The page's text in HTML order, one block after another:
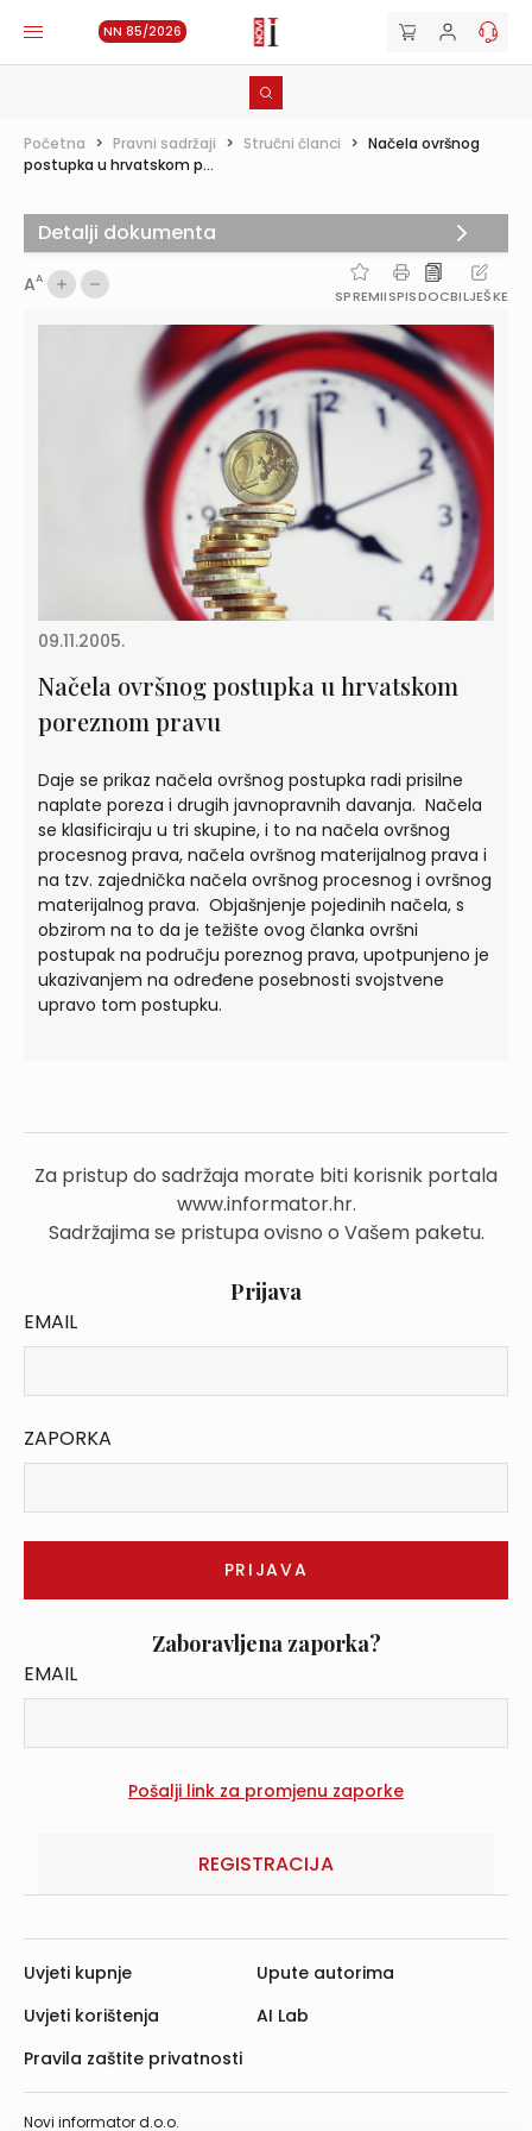
NN 85/2026
Početna > Pravni sadržaji > Stručni članci > Načela ovršnog
postupka u hrvatskom p...
AA
SPREMIISPISDOCBILJEŠKE
09.11.2005.
Načela ovršnog postupka u hrvatskom
poreznom pravu
Daje se prikaz načela ovršnog postupka radi prisilne
naplate poreza i drugih javnopravnih davanja. Načela
se klasificiraju u tri skupine, i to na načela ovršnog
procesnog prava, načela ovršnog materijalnog prava i
na tzv. zajednička načela ovršnog procesnog i ovršnog
materijalnog prava. Objašnjenje pojedinih načela, s
obzirom na to da je težište ovog članka ovršni
postupak na području poreznog prava, upotpunjeno je
ukazivanjem na određene posebnosti svojstvene
upravo tom postupku.
Za pristup do sadržaja morate biti korisnik portala
www.informator.hr.
Sadržajima se pristupa ovisno o Vašem paketu.
Prijava
EMAIL
ZAPORKA
Zaboravljena zaporka?
EMAIL
REGISTRACIJA
Detalji dokumenta
Novi informator d.o.o.
Uvjeti kupnje
Uvjeti korištenja
Pravila zaštite privatnosti
Upute autorima
AI Lab